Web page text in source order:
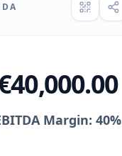
Margin: 40%